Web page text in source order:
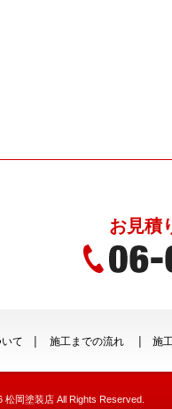
お見積
て 施工までの流れ 施
松岡塗装店All Rights Reserved.